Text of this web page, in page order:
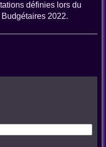
définies lors du
2022.